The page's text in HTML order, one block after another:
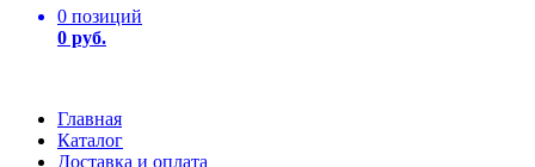
0 позиций
0 руб.
Главная
Каталог
Доставка и оплата